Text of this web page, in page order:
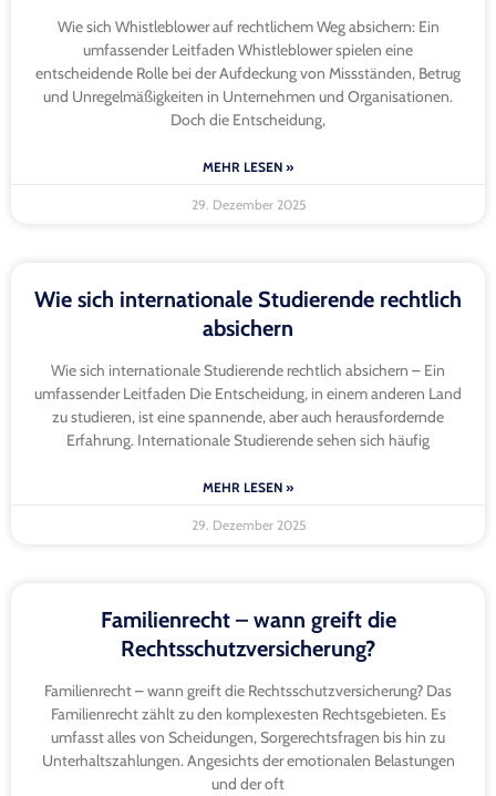
Wie sich Whistleblower auf rechtlichem Weg absichern: Ein
umfassender Leitfaden Whistleblower spielen eine
entscheidende Rolle bei der Aufdeckung von Missständen, Betrug
und Unregelmäßigkeiten in Unternehmen und Organisationen.
Doch die Entscheidung,
MEHR LESEN »
29. Dezember 2025
Wie sich internationale Studierende rechtlich
absichern
Wie sich internationale Studierende rechtlich absichern – Ein
umfassender Leitfaden Die Entscheidung, in einem anderen Land
zu studieren, ist eine spannende, aber auch herausfordernde
Erfahrung. Internationale Studierende sehen sich häufig
MEHR LESEN »
29. Dezember 2025
Familienrecht – wann greift die
Rechtsschutzversicherung?
Familienrecht – wann greift die Rechtsschutzversicherung? Das
Familienrecht zählt zu den komplexesten Rechtsgebieten. Es
umfasst alles von Scheidungen, Sorgerechtsfragen bis hin zu
Unterhaltszahlungen. Angesichts der emotionalen Belastungen
und der oft